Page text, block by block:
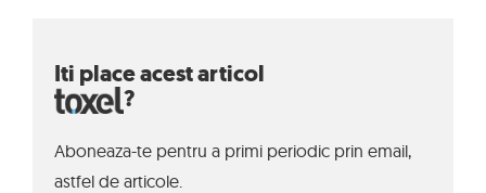
Iti place acest articol
?
Aboneaza-te pentru a primi periodic prin email,
astfel de articole.